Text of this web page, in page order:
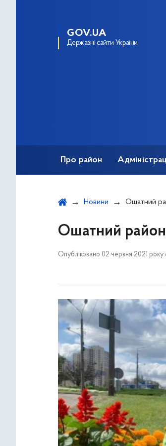
GOV.UA
Державні сайти України
Про район
Новини Ошатний
Ошатний район
Опубліковано 02 червня 2021 року